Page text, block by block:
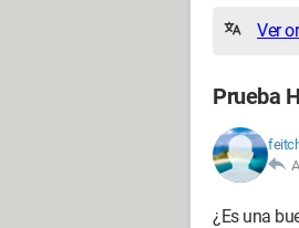
Ver
Prueba
¿Es una